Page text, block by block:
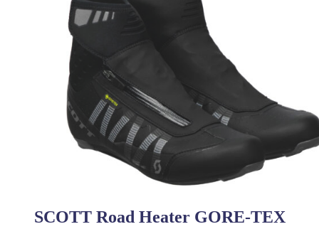
SCOTT Road Heater GORE-TEX